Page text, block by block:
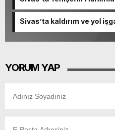
Sivas’ta kaldırım ve yol
YORUM YAP